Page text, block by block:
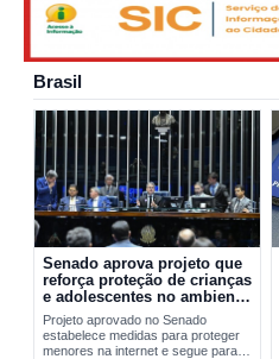
Brasil
Senado aprova projeto que
reforça proteção de crianças
e adolescentes no ambiente
digital
Projeto aprovado no Senado
estabelece medidas para proteger
menores na internet e segue para